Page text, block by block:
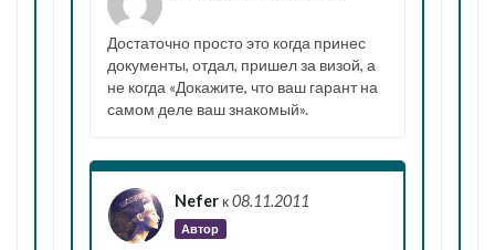
Достаточно просто это когда принес
документы, отдал, пришел за визой, а
не когда «Докажите, что ваш гарант на
самом деле ваш знакомый».
Nefer к08.11.2011
Автор